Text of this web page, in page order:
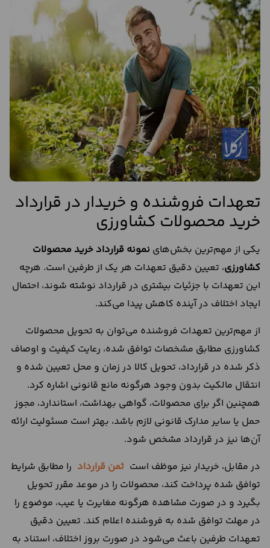
تعهدات فروشنده و خریدار در قرارداد
خرید محصولات کشاورزی
یکی از مهم‌ترین بخش‌های نمونه قرارداد خرید محصولات
کشاورزی، تعیین دقیق تعهدات هر یک از طرفین است. هرچه
این تعهدات با جزئیات بیشتری در قرارداد نوشته شوند، احتمال
ایجاد اختلاف در آینده کاهش پیدا می‌کند.
از مهم‌ترین تعهدات فروشنده می‌توان به تحویل محصولات
کشاورزی مطابق مشخصات توافق شده، رعایت کیفیت و اوصاف
ذکر شده در قرارداد، تحویل کالا در زمان و محل تعیین شده و
انتقال مالکیت بدون وجود هرگونه مانع قانونی اشاره کرد.
همچنین اگر برای محصولات، گواهی بهداشت، استاندارد، مجوز
حمل یا سایر مدارک قانونی لازم باشد، بهتر است مسئولیت ارائه
آن‌ها نیز در قرارداد مشخص شود.
در مقابل، خریدار نیز موظف است ثمن قرارداد را مطابق شرایط
توافق شده پرداخت کند، محصولات را در موعد مقرر تحویل
بگیرد و در صورت مشاهده هرگونه مغایرت یا عیب، موضوع را
در مهلت توافق شده به فروشنده اعلام کند. تعیین دقیق
تعهدات طرفین باعث می‌شود در صورت بروز اختلاف، استناد به